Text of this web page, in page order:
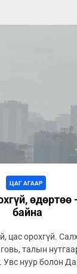
ЦАГ АГААР
өдөртөө
байна
цас орохгүй.
талын
Увс нуур болон